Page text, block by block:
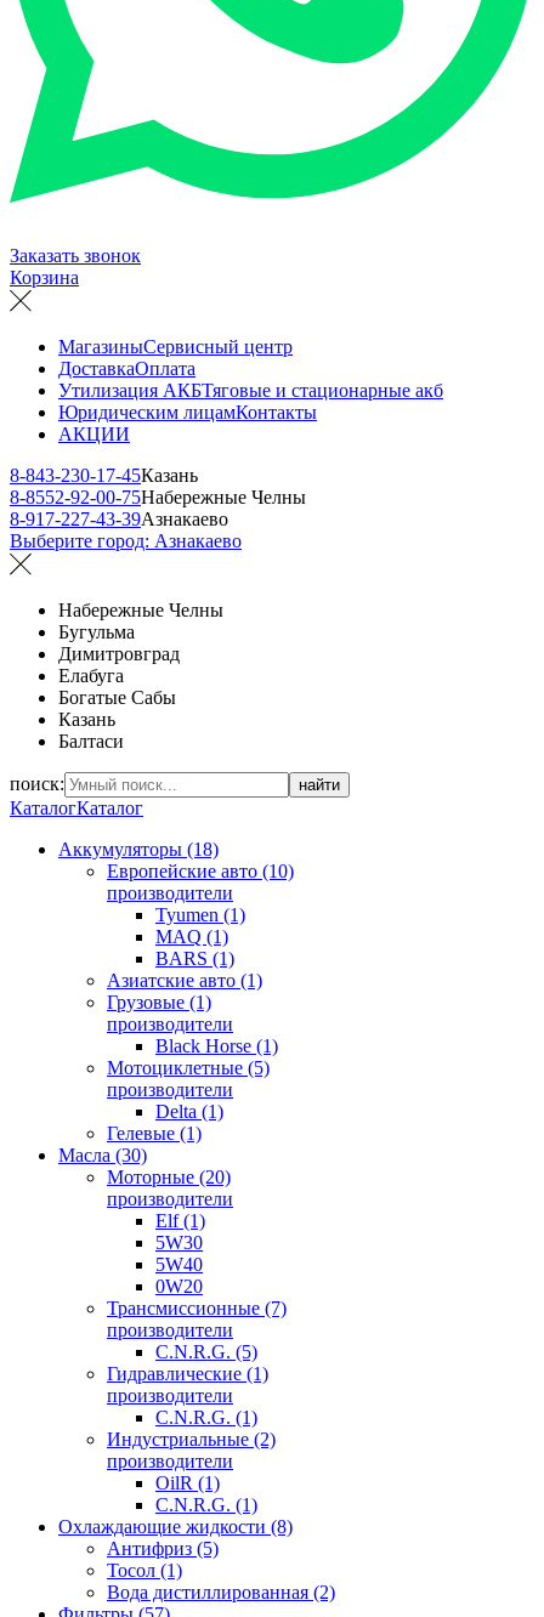
Заказать звонок
Корзина
МагазиныСервисный центр
ДоставкаОплата
Утилизация АКБТяговые и стационарные акб
Юридическим лицамКонтакты
АКЦИИ
8-843-230-17-45Казань
8-8552-92-00-75Набережные Челны
8-917-227-43-39Азнакаево
Выберите город: Азнакаево
Набережные Челны
Бугульма
Димитровград
Елабуга
Богатые Сабы
Казань
Балтаси
поиск: найти
КаталогКаталог
Аккумуляторы (18)
Европейские авто (10)
производители
Tyumen (1)
MAQ (1)
BARS (1)
Азиатские авто (1)
Грузовые (1)
производители
Black Horse (1)
Мотоциклетные (5)
производители
Delta (1)
Гелевые (1)
Масла (30)
Моторные (20)
производители
Elf (1)
5W30
5W40
0W20
Трансмиссионные (7)
производители
C.N.R.G. (5)
Гидравлические (1)
производители
C.N.R.G. (1)
Индустриальные (2)
производители
OilR (1)
C.N.R.G. (1)
Охлаждающие жидкости (8)
Антифриз (5)
Тосол (1)
Вода дистиллированная (2)